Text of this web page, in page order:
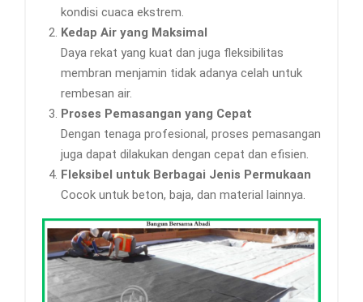
kondisi cuaca ekstrem.
Kedap Air yang Maksimal
Daya rekat yang kuat dan juga fleksibilitas
membran menjamin tidak adanya celah untuk
rembesan air.
Proses Pemasangan yang Cepat
Dengan tenaga profesional, proses pemasangan
juga dapat dilakukan dengan cepat dan efisien.
Fleksibel untuk Berbagai Jenis Permukaan
Cocok untuk beton, baja, dan material lainnya.